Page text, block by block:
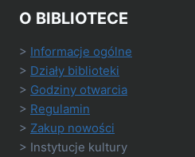
O BIBLIOTECE
> Informacje ogólne
> Działy biblioteki
> Godziny otwarcia
> Regulamin
> Zakup nowości
> Instytucje kultury